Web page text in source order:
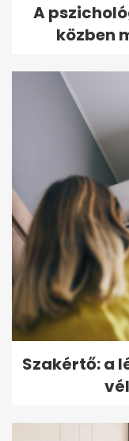
A
közben
Szakértő: a